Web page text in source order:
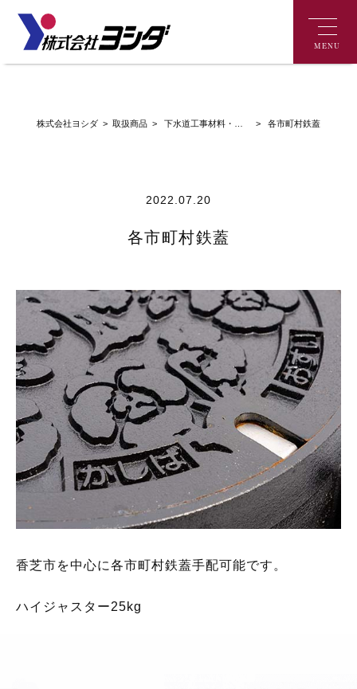
MENU
株式会社ヨシダ > 取扱商品 > > 各市町村鉄蓋
2022.07.20
各市町村鉄蓋
香芝市を中心に各市町村鉄蓋手配可能です。
ハイジャスター25kg